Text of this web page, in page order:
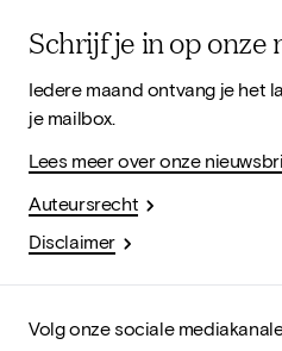
Schrijf je in op onze
Iedere maand ontvang je het
je mailbox.
Lees meer over onze
Auteursrecht
Disclaimer
Volg onze sociale